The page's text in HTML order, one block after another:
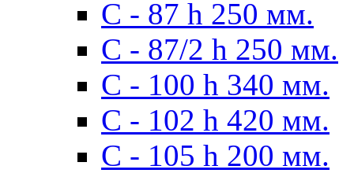
С - 87 h 250 мм.
С - 87/2 h 250 мм.
С - 100 h 340 мм.
C - 102 h 420 мм.
С - 105 h 200 мм.